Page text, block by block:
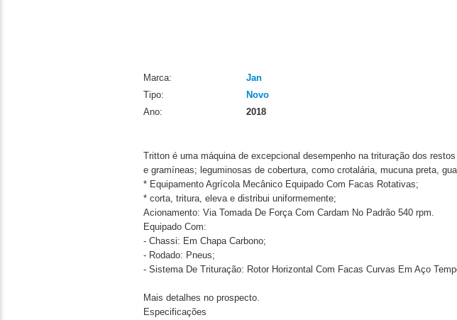
Marca:
Jan
Tipo:
Novo
Ano:
2018
Tritton é uma máquina de excepcional desempenho na trituração dos
e gramíneas; leguminosas de cobertura, como crotalária, mucuna preta,
* Equipamento Agrícola Mecânico Equipado Com Facas Rotativas;
* corta, tritura, eleva e distribui uniformemente;
Acionamento: Via Tomada De Força Com Cardam No Padrão 540 rpm.
Equipado Com:
- Chassi: Em Chapa Carbono;
- Rodado: Pneus;
- Sistema De Trituração: Rotor Horizontal Com Facas Curvas Em Aço
Mais detalhes no prospecto.
Especificações